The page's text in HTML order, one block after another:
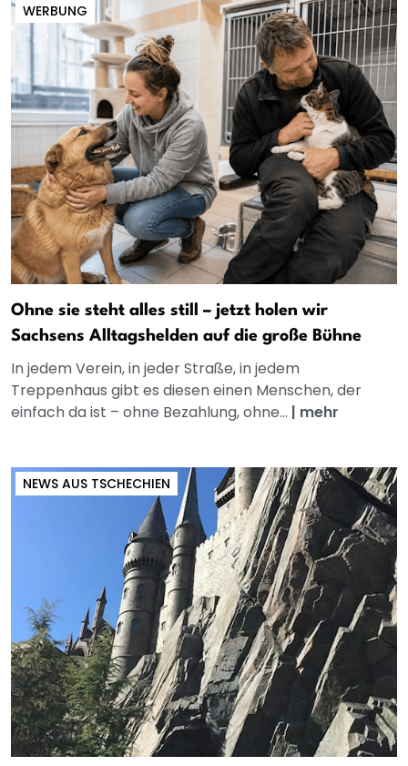
WERBUNG
Ohne sie steht alles still – jetzt holen wir
Sachsens Alltagshelden auf die große Bühne
In jedem Verein, in jeder Straße, in jedem
Treppenhaus gibt es diesen einen Menschen, der
einfach da ist – ohne Bezahlung, ohne... | mehr
NEWS AUS TSCHECHIEN